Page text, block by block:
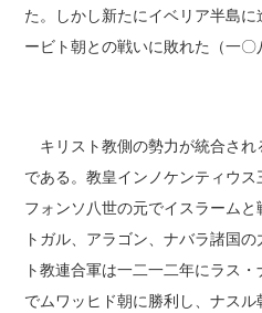
た。しかし新たにイベリア半島
ービト朝との戦いに敗れた（一〇
キリスト教側の勢力が統合され
である。教皇インノケンティウ
フォンソ八世の元でイスラーム
トガル、アラゴン、ナバラ諸国
ト教連合軍は一二一二年にラス
でムワッヒド朝に勝利し、ナス